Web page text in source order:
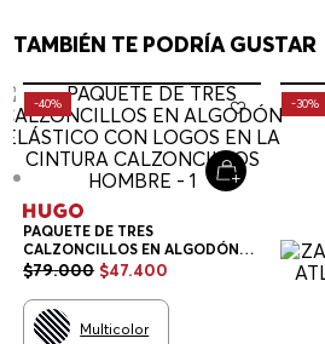
TAMBIÉN TE PODRÍA GUSTAR
-40%
PAQUETE DE TRES
CALZONCILLOS EN ALGODÓN
ELÁSTICO CON LOGOS EN LA
HOMBRE
$79.000 $47.400
Multicolor
-30%